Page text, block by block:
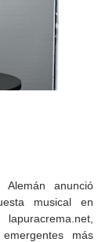
anunció
musical en
más